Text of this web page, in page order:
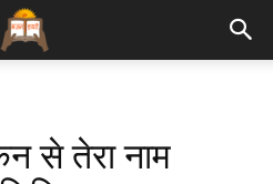
से तेरा नाम